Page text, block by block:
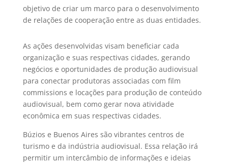
objetivo de criar um marco para o desenvolvimento
de relações de cooperação entre as duas entidades.
As ações desenvolvidas visam beneficiar cada
organização e suas respectivas cidades, gerando
negócios e oportunidades de produção audiovisual
para conectar produtoras associadas com film
commissions e locações para produção de conteúdo
audiovisual, bem como gerar nova atividade
econômica em suas respectivas cidades.
Búzios e Buenos Aires são vibrantes centros de
turismo e da indústria audiovisual. Essa relação irá
permitir um intercâmbio de informações e ideias